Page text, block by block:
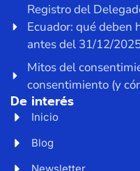
Registro del
Ecuador: qué deben
antes del 31/12/
Mitos del
consentimiento (y
De interés
Inicio
Blog